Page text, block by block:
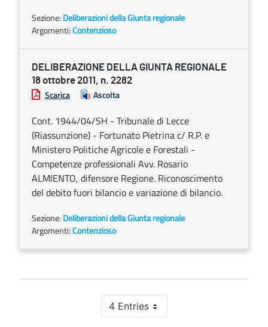
Sezione: Deliberazioni della Giunta regionale
Argomenti:Contenzioso
DELIBERAZIONE DELLA GIUNTA REGIONALE
18 ottobre 2011, n. 2282
Scarica Ascolta
Cont. 1944/04/SH - Tribunale di Lecce
(Riassunzione) - Fortunato Pietrina c/ R.P. e
Ministero Politiche Agricole e Forestali -
Competenze professionali Avv. Rosario
ALMIENTO, difensore Regione. Riconoscimento
del debito fuori bilancio e variazione di bilancio.
Sezione: Deliberazioni della Giunta regionale
Argomenti:Contenzioso
4 EntriesPer Page